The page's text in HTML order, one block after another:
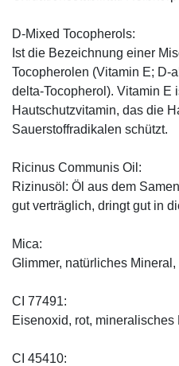
D-Mixed Tocopherols:
Ist die Bezeichnung einer
Tocopherolen (Vitamin E; D-
delta-Tocopherol). Vitamin E
Hautschutzvitamin, das die
Sauerstoffradikalen schützt.
Ricinus Communis Oil:
Rizinusöl: Öl aus dem
gut verträglich, dringt gut in
Mica:
Glimmer, natürliches
CI 77491:
Eisenoxid, rot, mineralisches
CI 45410: